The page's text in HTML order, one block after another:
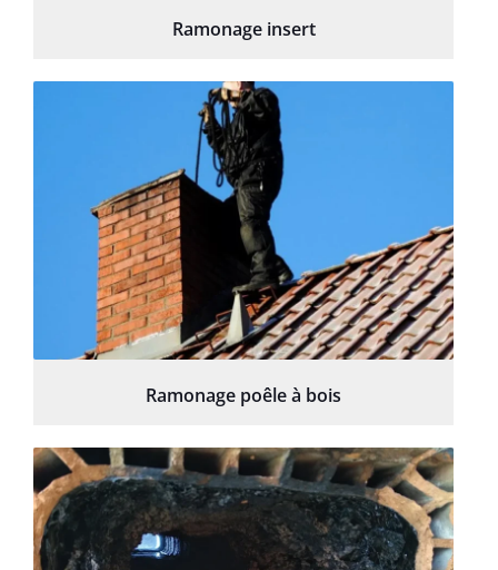
Ramonage insert
Ramonage poêle à bois